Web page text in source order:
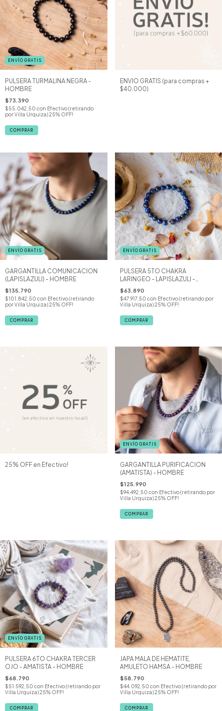
ENVÍO GRATIS
PULSERA TURMALINA NEGRA -
HOMBRE
$73.390
$55.042,50 con Efectivo (retirando
por Villa Urquiza) 25% OFF!
COMPRAR
ENVIO GRATIS (para compras +
$40.000)
ENVÍO GRATIS
GARGANTILLA COMUNICACION
(LAPISLAZULI) - HOMBRE
$135.790
$101.842,50 con Efectivo (retirando
por Villa Urquiza) 25% OFF!
ENVÍO GRATIS
PULSERA 5TO CHAKRA
LARINGEO - LAPISLAZULI -
HOMBRE
$63.890
$47.917,50 con Efectivo (retirando por
Villa Urquiza) 25% OFF!
COMPRAR
25% OFF en Efectivo!
ENVÍO GRATIS
GARGANTILLA PURIFICACION
(AMATISTA) - HOMBRE
$125.990
$94.492,50 con Efectivo (retirando por
Villa Urquiza) 25% OFF!
ENVÍO GRATIS
PULSERA 6TO CHAKRA TERCER
OJO - AMATISTA - HOMBRE
$68.790
$51.592,50 con Efectivo (retirando por
Villa Urquiza) 25% OFF!
COMPRAR
JAPA MALA DE HEMATITE,
AMULETO HAMSA - HOMBRE
$58.790
$44.092,50 con Efectivo (retirando por
Villa Urquiza) 25% OFF!